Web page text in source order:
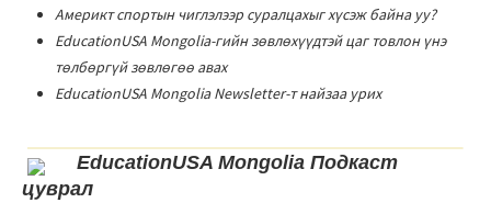
Америкт спортын чиглэлээр суралцахыг хүсэж байна уу?
EducationUSA Mongolia-гийн зѳвлѳхүүдтэй цаг товлон үнэ
тѳлбѳргүй зѳвлѳгѳѳ авах
EducationUSA Mongolia Newsletter-т найзаа урих
EducationUSA Mongolia Подкаст
цуврал